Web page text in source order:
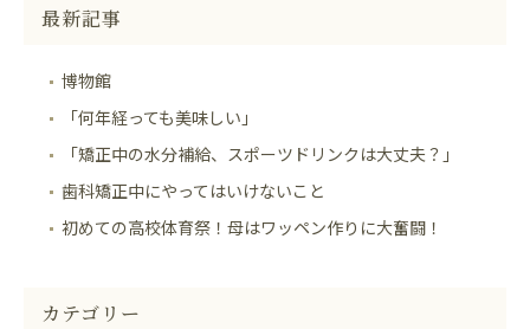
最新記事
博物館
「何年経っても美味しい」
「矯正中の水分補給、スポーツドリンクは大丈夫？」
歯科矯正中にやってはいけないこと
初めての高校体育祭！母はワッペン作りに大奮闘！
カテゴリー